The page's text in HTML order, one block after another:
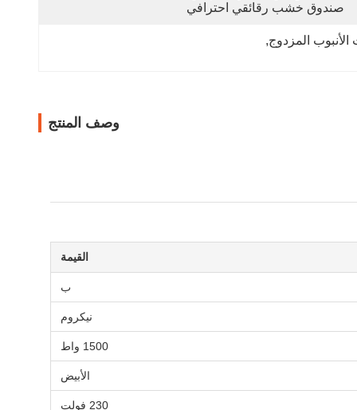
صندوق خشب رقائقي احترافي
المزدوج,
وصف المنتج
القيمة
ب
نيكروم
1500 واط
الأبيض
230 فولت